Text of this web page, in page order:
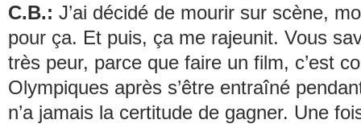
C.B.: J’ai décidé de mourir sur scène,
pour ça. Et puis, ça me rajeunit. Vous
très peur, parce que faire un film, c’est
Olympiques après s’être entraîné
n’a jamais la certitude de gagner. Une